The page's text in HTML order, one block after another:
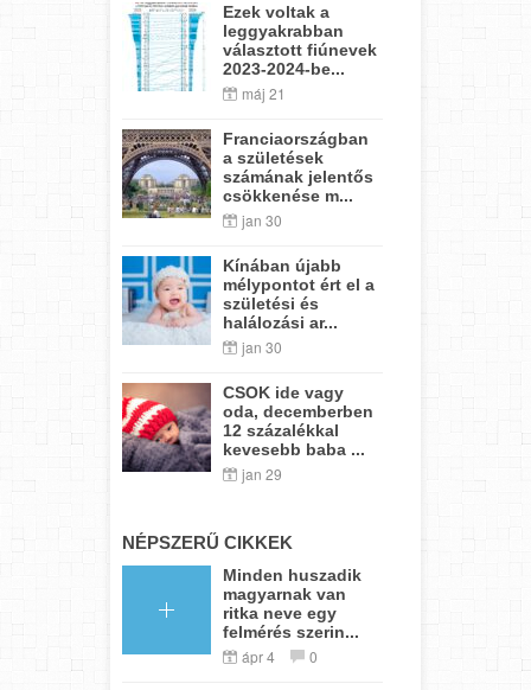
Ezek voltak a
leggyakrabban
választott fiúnevek
2023-2024-be...
máj 21
Franciaországban
a születések
számának jelentős
csökkenése m...
jan 30
Kínában újabb
mélypontot ért el a
születési és
halálozási ar...
jan 30
CSOK ide vagy
oda, decemberben
12 százalékkal
kevesebb baba ...
jan 29
NÉPSZERŰ CIKKEK
Minden huszadik
magyarnak van
ritka neve egy
felmérés szerin...
ápr 4 0